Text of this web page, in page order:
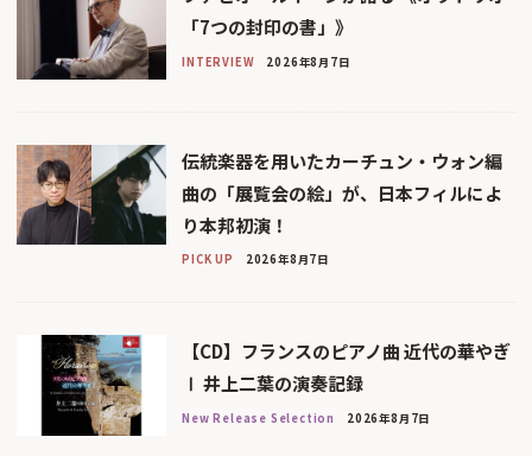
「7つの封印の書」》
INTERVIEW 2026年8月7日
伝統楽器を用いたカーチュン・ウォン編
曲の「展覧会の絵」が、日本フィルによ
り本邦初演！
PICK UP 2026年8月7日
【CD】フランスのピアノ曲 近代の華やぎ
Ⅰ 井上二葉の演奏記録
New Release Selection 2026年8月7日